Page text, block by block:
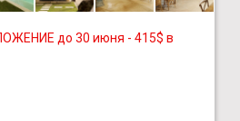
до 30 июня - 415$ в